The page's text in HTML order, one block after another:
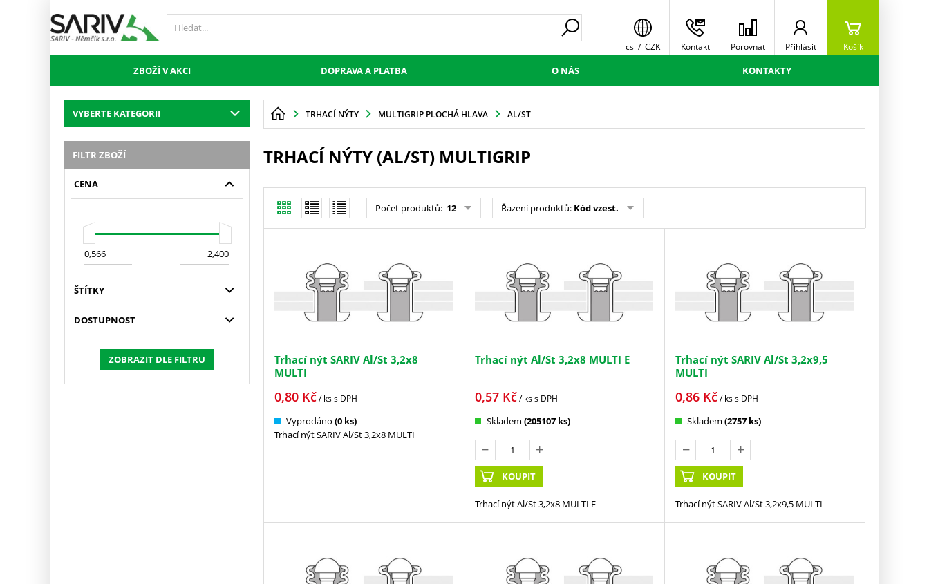
cs / CZK Kontakt Porovnat Přihlásit Košík
ZBOŽÍ V AKCI DOPRAVA A PLATBA O NÁS KONTAKTY
VYBERTE KATEGORII
FILTR ZBOŽÍ
CENA
ŠTÍTKY
DOSTUPNOST
ZOBRAZIT DLE FILTRU
TRHACÍ NÝTY MULTIGRIP PLOCHÁ HLAVA AL/ST
TRHACÍ NÝTY (AL/ST) MULTIGRIP
Počet produktů: 12 Řazení produktů: Kód vzest.
Trhací nýt SARIV Al/St 3,2x8
MULTI
0,80Kč/ kss DPH
Vyprodáno (0 ks)
Trhací nýt SARIV Al/St 3,2x8 MULTI
Trhací nýt Al/St 3,2x8 MULTI E
0,57Kč/ kss DPH
Skladem (205107 ks)
KOUPIT
Trhací nýt Al/St 3,2x8 MULTI E
Trhací nýt SARIV Al/St 3,2x9,5
MULTI
0,86 Kč/ kss DPH
Skladem (2757 ks)
KOUPIT
Trhací nýt SARIV Al/St 3,2x9,5 MULTI